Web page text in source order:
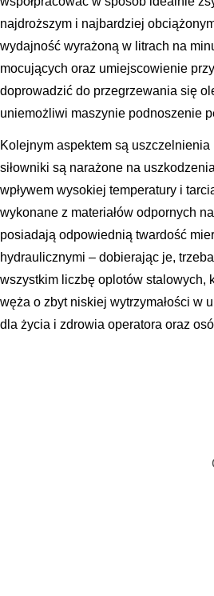
najdroższym i najbardziej
wydajność wyrażoną w litrach na
mocujących oraz umiejscowienie
doprowadzić do przegrzewania się
uniemożliwi maszynie podnoszenie
Kolejnym aspektem są
siłowniki są narażone na
wpływem wysokiej temperatury i
wykonane z materiałów odpornych
posiadają odpowiednią twardość
hydraulicznymi – dobierając je,
wszystkim liczbę oplotów stalowych,
węża o zbyt niskiej wytrzymałości w
dla życia i zdrowia operatora oraz